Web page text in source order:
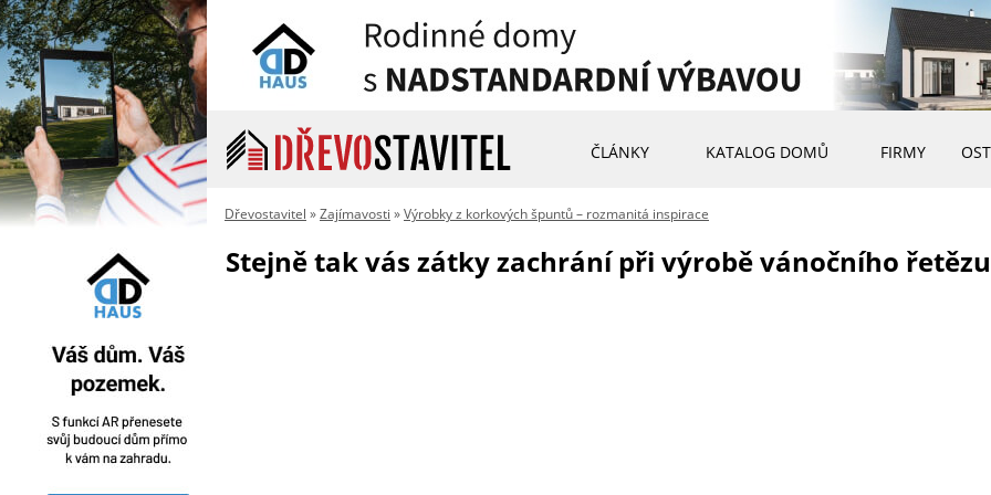
ČLÁNKY KATALOG DOMŮ FIRMY
Dřevostavitel »Zajímavosti »Výrobky z korkových špuntů – rozmanitá inspirace
Stejně tak vás zátky zachrání při výrobě vánočního řetězu